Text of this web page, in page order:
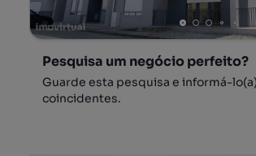
Pesquisa um negócio perfeito?
Guarde esta pesquisa e informá-
coincidentes.